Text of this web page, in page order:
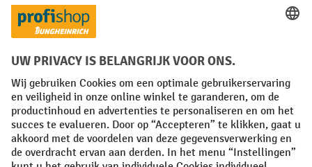
Product vergelijken
1 van 5 verder